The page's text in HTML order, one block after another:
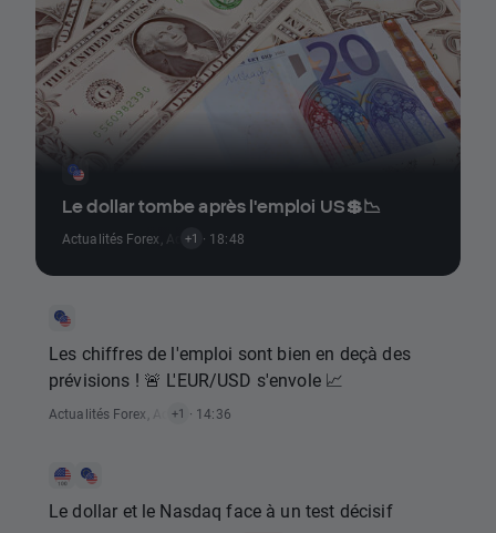
Le dollar tombe après l'emploi US💲📉
Actualités Forex Actualités Alerte Marché
+1 · 18:48
Les chiffres de l'emploi sont bien en deçà des
prévisions ! 🚨 L'EUR/USD s'envole 📈
Actualités Forex Actualités Rapports Économiques
+1 · 14:36
Le dollar et le Nasdaq face à un test décisif